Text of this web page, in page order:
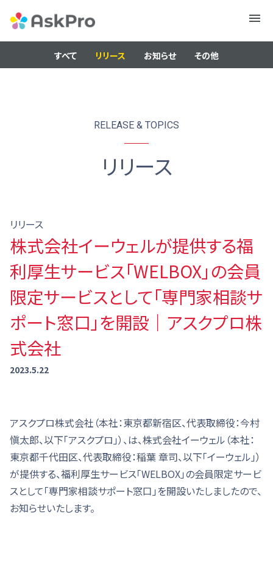
メニュ
すべて リリース お知らせ その他
RELEASE & TOPICS
リリース
リリース
株式会社イーウェルが提供する福
利厚生サービス「WELBOX」の会員
限定サービスとして「専門家相談サ
ポート窓口」を開設｜アスクプロ株
式会社
2023.5.22
アスクプロ株式会社（本社：東京都新宿区、代表取締役：今村
愼太郎、以下「アスクプロ」）、は、株式会社イーウェル（本社：
東京都千代田区、代表取締役：稲葉 章司、以下「イーウェル」）
が提供する、福利厚生サービス「WELBOX」の会員限定サービ
スとして「専門家相談サポート窓口」を開設いたしましたので、
お知らせいたします。